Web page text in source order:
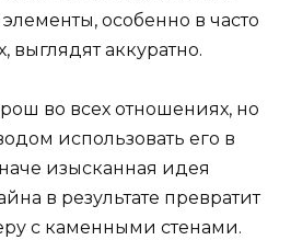
особенно в часто
выглядят аккуратно.
во всех отношениях, но
использовать его в
изысканная идея
в результате превратит
с каменными стенами.